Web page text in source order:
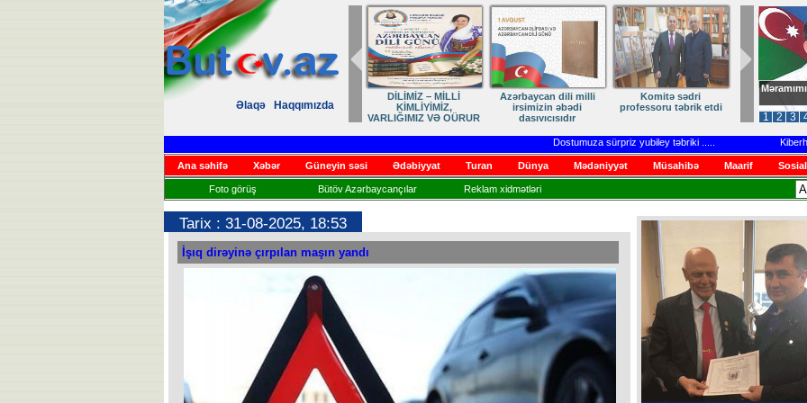
Əlaqə
Haqqımızda
1 2 3
Zəfərdən Qayıdışa –
Həsrətin Sonu Yaxındır
ANA DİLİMİZ – MİLLİ
KİMLİYİMİZDİR
KİMLİYİMİZ,
Azərbaycan dili milli
irsimizin əbədi
daşıyıcısıdır
Komitə sədri
professoru təbrik etdi
Dostumuza sürpriz yubiley təbriki.....
Ana səhifə Xəbər Güneyin səsi Ədəbiyyat Turan Dünya Mədəniyyət Müsahibə Maarif
Foto görüş Bütöv Azərbaycançılar Reklam xidmətləri
Tarix : 31-08-2025, 18:53
İşıq dirəyinə çırpılan maşın yandı